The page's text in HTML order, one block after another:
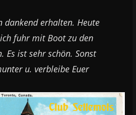
dankend erhalten. Heute
fuhr mit Boot zu den
Es ist sehr schön. Sonst
u. verbleibe Euer